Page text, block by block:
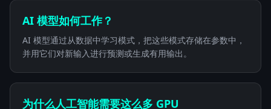
AI 模型如何工作？
AI 模型通过从数据中学习模式，把这些模式存储在参数中，
并用它们对新输入进行预测或生成有用输出。
为什么人工智能需要这么多 GPU